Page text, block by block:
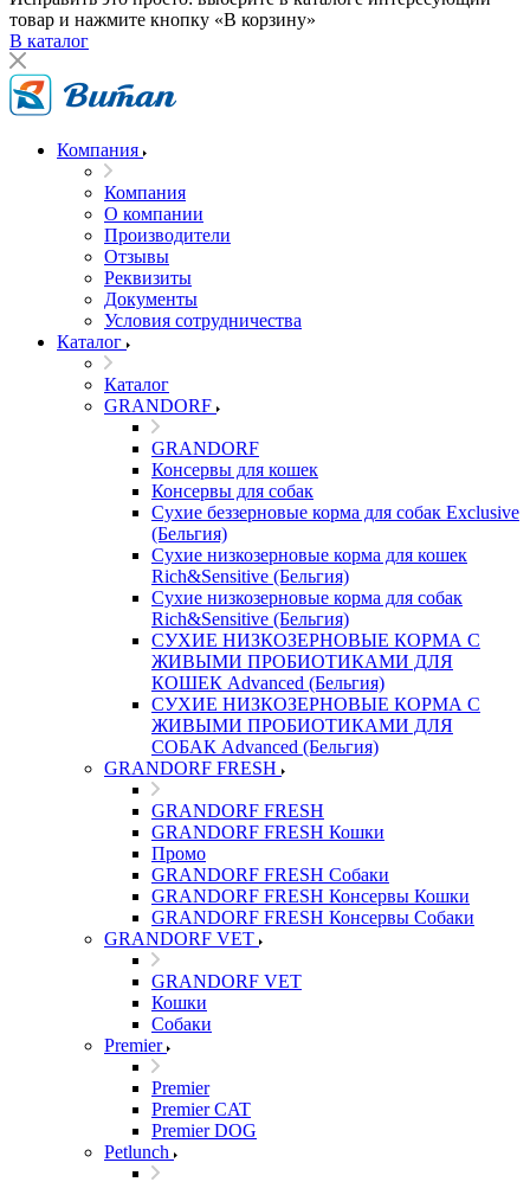
товар и нажмите кнопку «В корзину»
В каталог
Компания
Компания
О компании
Производители
Отзывы
Реквизиты
Документы
Условия сотрудничества
Каталог
Каталог
GRANDORF
GRANDORF
Консервы для кошек
Консервы для собак
Сухие беззерновые корма для собак Exclusive
(Бельгия)
Сухие низкозерновые корма для кошек
Rich&Sensitive (Бельгия)
Сухие низкозерновые корма для собак
Rich&Sensitive (Бельгия)
СУХИЕ НИЗКОЗЕРНОВЫЕ КОРМА С
ЖИВЫМИ ПРОБИОТИКАМИ ДЛЯ
КОШЕК Advanced (Бельгия)
СУХИЕ НИЗКОЗЕРНОВЫЕ КОРМА С
ЖИВЫМИ ПРОБИОТИКАМИ ДЛЯ
СОБАК Advanced (Бельгия)
GRANDORF FRESH
GRANDORF FRESH
GRANDORF FRESH Кошки
Промо
GRANDORF FRESH Собаки
GRANDORF FRESH Консервы Кошки
GRANDORF FRESH Консервы Собаки
GRANDORF VET
GRANDORF VET
Кошки
Собаки
Premier
Premier
Premier CAT
Premier DOG
Petlunch